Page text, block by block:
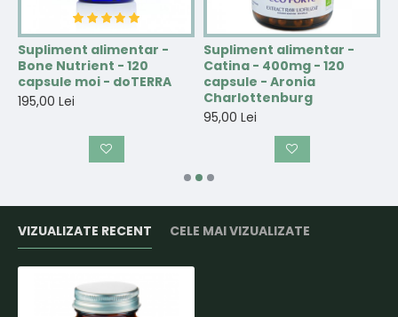
Supliment alimentar -
Bone Nutrient - 120
capsule moi - doTERRA
195,00 Lei
Supliment alimentar -
Catina - 400mg - 120
capsule - Aronia
Charlottenburg
95,00 Lei
VIZUALIZATE RECENT CELE MAI VIZUALIZATE